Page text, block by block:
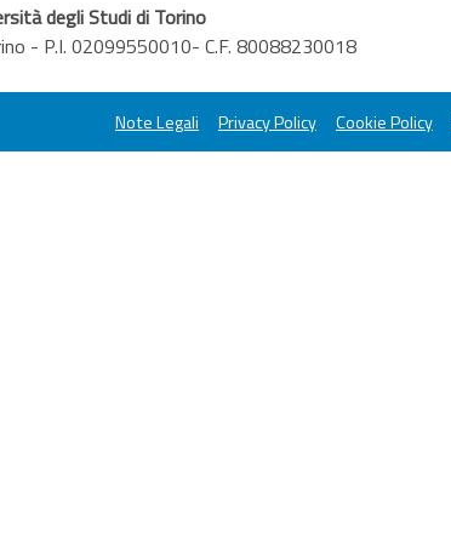
degli Studi di Torino
- P.I. 02099550010- C.F. 80088230018
Note Legali Privacy Policy Cookie Policy